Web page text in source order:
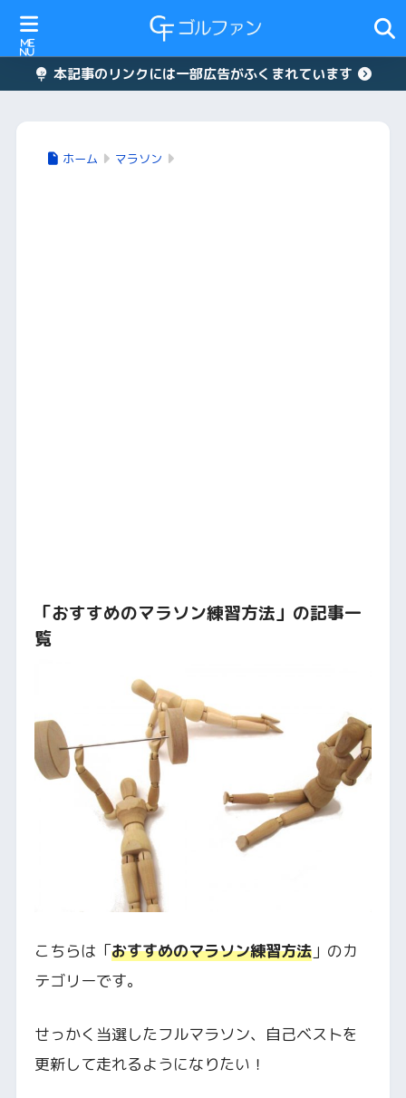
本記事のリンクには一部広告がふくまれています
ホーム マラソン
「おすすめのマラソン練習方法」の記事一
覧
こちらは「おすすめのマラソン練習方法」のカ
テゴリーです。
せっかく当選したフルマラソン、自己ベストを
更新して走れるようになりたい！